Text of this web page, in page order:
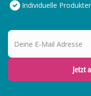
Individuelle
Deine E-Mail Adresse
Jetzt